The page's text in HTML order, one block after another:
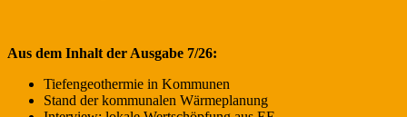
Aus dem Inhalt der Ausgabe 7/26:
Tiefengeothermie in Kommunen
Stand der kommunalen Wärmeplanung